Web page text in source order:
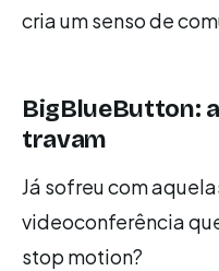
cria um senso de
BigBlueButton:
travam
Já sofreu com
videoconferência
stop motion?